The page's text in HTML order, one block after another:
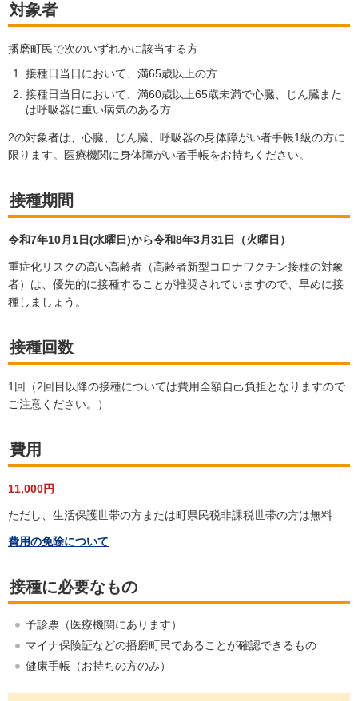
対象者
播磨町民で次のいずれかに該当する方
接種日当日において、満65歳以上の方
接種日当日において、満60歳以上65歳未満で心臓、じん臓また
は呼吸器に重い病気のある方
2の対象者は、心臓、じん臓、呼吸器の身体障がい者手帳1級の方に
限ります。医療機関に身体障がい者手帳をお持ちください。
接種期間
令和7年10月1日(水曜日)から令和8年3月31日（火曜日）
重症化リスクの高い高齢者（高齢者新型コロナワクチン接種の対象
者）は、優先的に接種することが推奨されていますので、早めに接
種しましょう。
接種回数
1回（2回目以降の接種については費用全額自己負担となりますので
ご注意ください。）
費用
11,000円
ただし、生活保護世帯の方または町県民税非課税世帯の方は無料
費用の免除について
接種に必要なもの
予診票（医療機関にあります）
マイナ保険証などの播磨町民であることが確認できるもの
健康手帳（お持ちの方のみ）